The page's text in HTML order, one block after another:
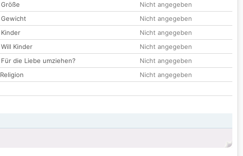
Größe
Nicht angegeben
Gewicht
Nicht angegeben
Kinder
Nicht angegeben
Will Kinder
Nicht angegeben
Für die Liebe umziehen?
Nicht angegeben
Religion
Nicht angegeben